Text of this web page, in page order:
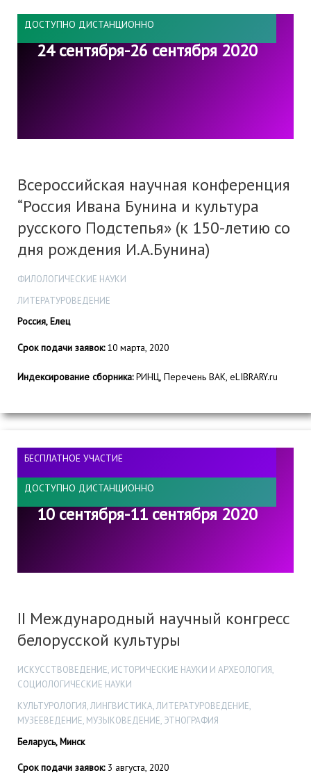
ДОСТУПНО ДИСТАНЦИОННО
24 сентября-26 сентября 2020
Всероссийская научная конференция
“Россия Ивана Бунина и культура
русского Подстепья» (к 150-летию со
дня рождения И.А.Бунина)
ФИЛОЛОГИЧЕСКИЕ НАУКИ
ЛИТЕРАТУРОВЕДЕНИЕ
Россия, Елец
Срок подачи заявок:10 марта, 2020
Индексирование сборника:РИНЦ, Перечень ВАК, eLIBRARY.ru
БЕСПЛАТНОЕ УЧАСТИЕ
ДОСТУПНО ДИСТАНЦИОННО
10 сентября-11 сентября 2020
ІІ Международный научный конгресс
белорусской культуры
ИСКУССТВОВЕДЕНИЕ, ИСТОРИЧЕСКИЕ НАУКИ И АРХЕОЛОГИЯ,
СОЦИОЛОГИЧЕСКИЕ НАУКИ
КУЛЬТУРОЛОГИЯ, ЛИНГВИСТИКА, ЛИТЕРАТУРОВЕДЕНИЕ,
МУЗЕЕВЕДЕНИЕ, МУЗЫКОВЕДЕНИЕ, ЭТНОГРАФИЯ
Беларусь, Минск
Срок подачи заявок:3 августа, 2020